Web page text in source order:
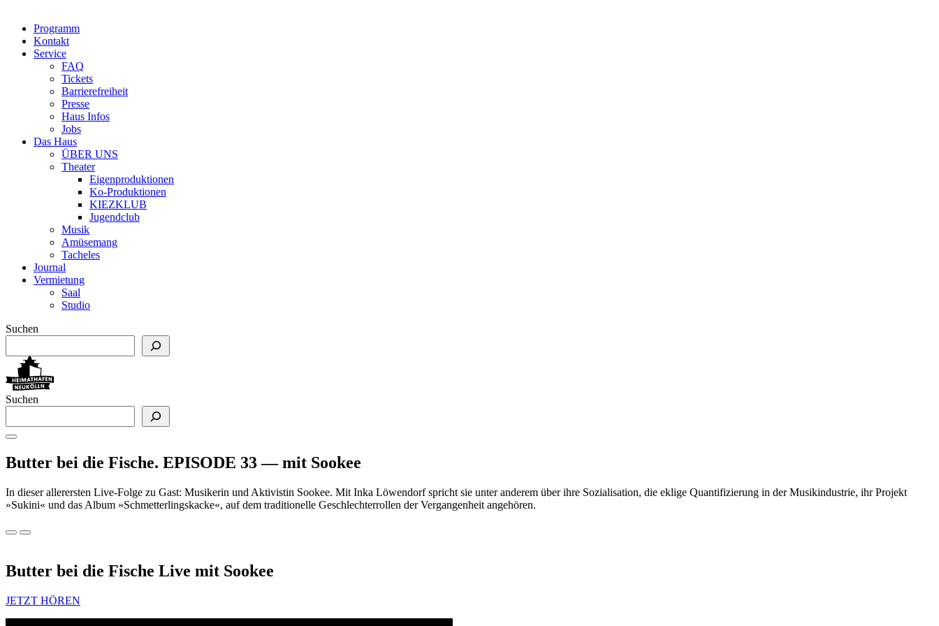
Programm
Kontakt
Service
FAQ
Tickets
Barrierefreiheit
Presse
Haus Infos
Jobs
Das Haus
ÜBER UNS
Theater
Eigenproduktionen
Ko-Produktionen
KIEZKLUB
Jugendclub
Musik
Amüsemang
Tacheles
Journal
Vermietung
Saal
Studio
Suchen
Suchen
Butter bei die Fische. EPISODE 33 — mit Sookee
In dieser allerersten Live-Folge zu Gast: Musikerin und Aktivistin Sookee. Mit Inka Löwendorf spricht sie unter anderem über ihre Sozialisation, die eklige Quantifizierung in der Musikindustrie, ihr Projekt
»Sukini« und das Album »Schmetterlingskacke«, auf dem traditionelle Geschlechterrollen der Vergangenheit angehören.
Butter bei die Fische Live mit Sookee
JETZT HÖREN